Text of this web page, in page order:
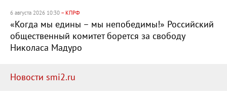
6 августа 2026 10:30 – КПРФ
«Когда мы едины – мы непобедимы!» Российский
общественный комитет борется за свободу
Николаса Мадуро
Новости smi2.ru